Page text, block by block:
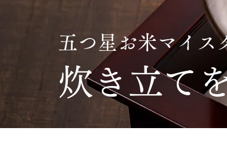
五つ星お米マイス
炊き立て